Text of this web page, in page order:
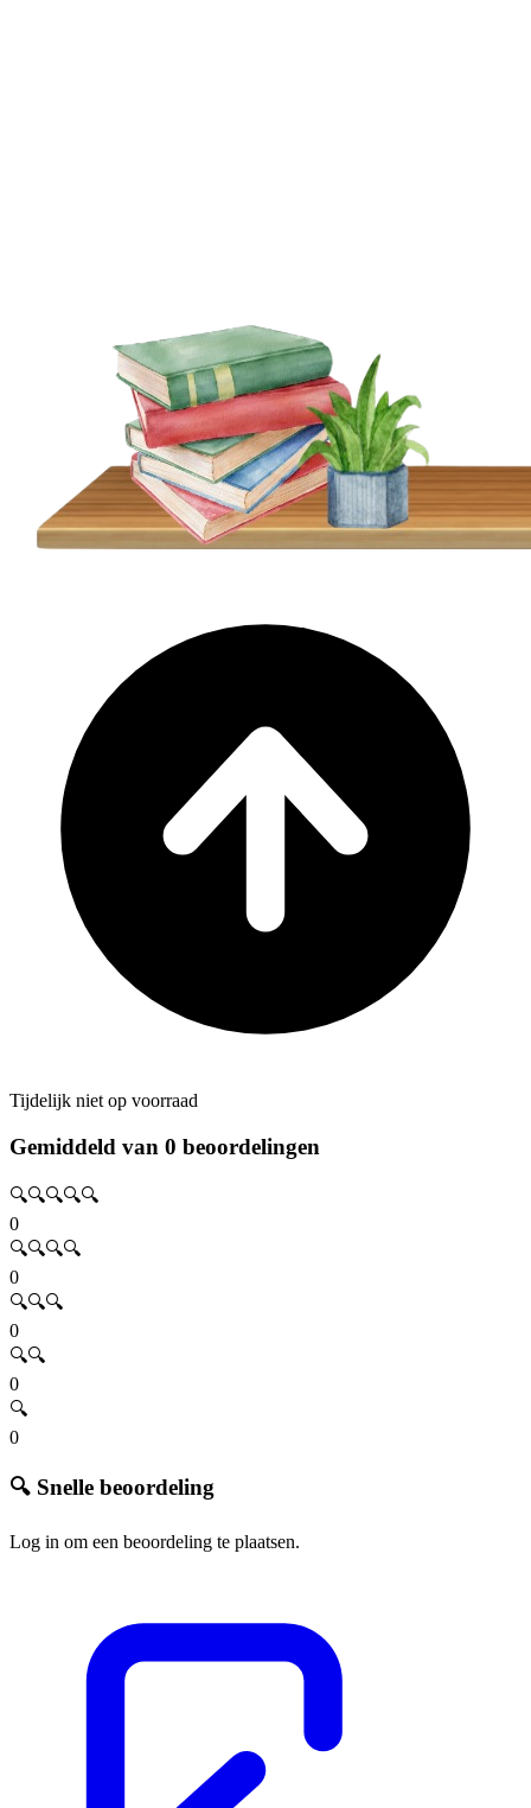
Tijdelijk niet op voorraad
Gemiddeld van 0 beoordelingen
🔍🔍🔍🔍🔍
0
🔍🔍🔍🔍
0
🔍🔍🔍
0
🔍🔍
0
🔍
0
🔍 Snelle beoordeling
Log in om een beoordeling te plaatsen.